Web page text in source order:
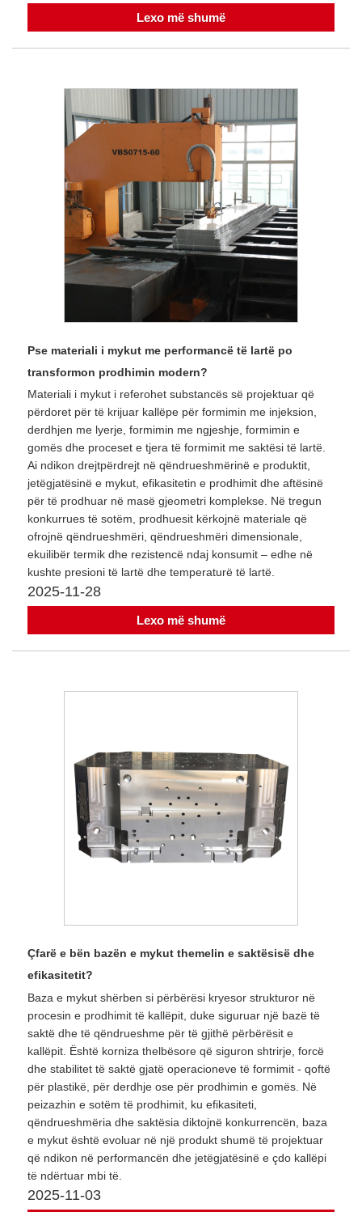
Lexo më shumë
Pse materiali i mykut me performancë të lartë po
transformon prodhimin modern?
Materiali i mykut i referohet substancës së projektuar që
përdoret për të krijuar kallëpe për formimin me injeksion,
derdhjen me lyerje, formimin me ngjeshje, formimin e
gomës dhe proceset e tjera të formimit me saktësi të lartë.
Ai ndikon drejtpërdrejt në qëndrueshmërinë e produktit,
jetëgjatësinë e mykut, efikasitetin e prodhimit dhe aftësinë
për të prodhuar në masë gjeometri komplekse. Në tregun
konkurrues të sotëm, prodhuesit kërkojnë materiale që
ofrojnë qëndrueshmëri, qëndrueshmëri dimensionale,
ekuilibër termik dhe rezistencë ndaj konsumit – edhe në
kushte presioni të lartë dhe temperaturë të lartë.
2025-11-28
Lexo më shumë
Çfarë e bën bazën e mykut themelin e saktësisë dhe
efikasitetit?
Baza e mykut shërben si përbërësi kryesor strukturor në
procesin e prodhimit të kallëpit, duke siguruar një bazë të
saktë dhe të qëndrueshme për të gjithë përbërësit e
kallëpit. Është korniza thelbësore që siguron shtrirje, forcë
dhe stabilitet të saktë gjatë operacioneve të formimit - qoftë
për plastikë, për derdhje ose për prodhimin e gomës. Në
peizazhin e sotëm të prodhimit, ku efikasiteti,
qëndrueshmëria dhe saktësia diktojnë konkurrencën, baza
e mykut është evoluar në një produkt shumë të projektuar
që ndikon në performancën dhe jetëgjatësinë e çdo kallëpi
të ndërtuar mbi të.
2025-11-03